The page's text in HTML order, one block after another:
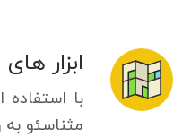
ابزار
با استفاده
مثناسئو به